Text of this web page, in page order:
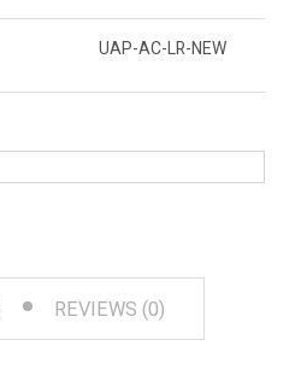
UAP-AC-LR-NEW
REVIEWS (0)